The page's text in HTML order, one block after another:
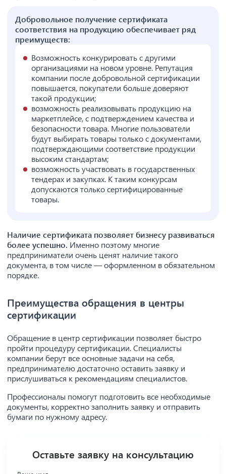
Добровольное получение сертификата
соответствия на продукцию обеспечивает ряд
преимуществ:
Возможность конкурировать с другими
организациями на новом уровне. Репутация
компании после добровольной сертификации
повышается, покупатели больше доверяют
такой продукции;
возможность реализовывать продукцию на
маркетплейсе, с подтверждением качества и
безопасности товара. Многие пользователи
будут выбирать товары только с документами,
подтверждающими соответствие продукции
высоким стандартам;
возможность участвовать в государственных
тендерах и закупках. К таким конкурсам
допускаются только сертифицированные
товары.
Наличие сертификата позволяет бизнесу развиваться
более успешно. Именно поэтому многие
предприниматели очень ценят наличие такого
документа, в том числе — оформленном в обязательном
порядке.
Преимущества обращения в центры
сертификации
Обращение в центр сертификации позволяет быстро
пройти процедуру сертификации. Специалисты
компании берут все основные задачи на себя,
предпринимателю достаточно оставить заявку и
прислушиваться к рекомендациям специалистов.
Профессионалы помогут подготовить все необходимые
документы, корректно заполнить заявку и отправить
бумаги по нужному адресу.
Оставьте заявку на консультацию